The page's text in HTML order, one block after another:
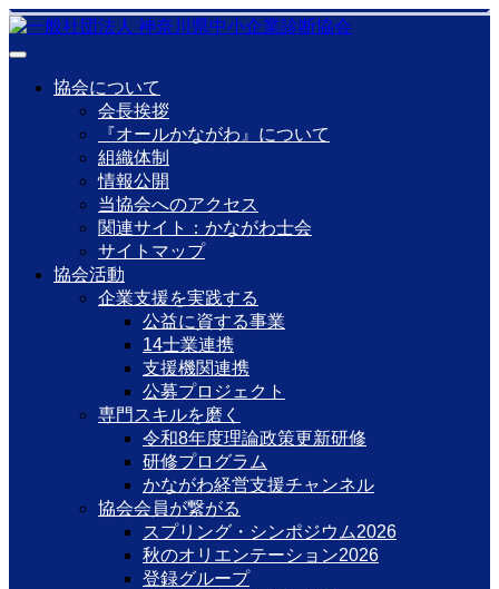
協会について
会長挨拶
『オールかながわ』について
組織体制
情報公開
当協会へのアクセス
関連サイト：かながわ士会
サイトマップ
協会活動
企業支援を実践する
公益に資する事業
14士業連携
支援機関連携
公募プロジェクト
専門スキルを磨く
令和8年度理論政策更新研修
研修プログラム
かながわ経営支援チャンネル
協会会員が繋がる
スプリング・シンポジウム2026
秋のオリエンテーション2026
登録グループ